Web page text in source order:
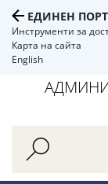
ЕДИНЕН
Инструменти за
Карта на сайта
English